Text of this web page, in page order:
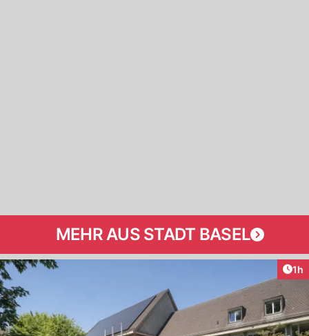
MEHR AUS STADT BASEL
1h